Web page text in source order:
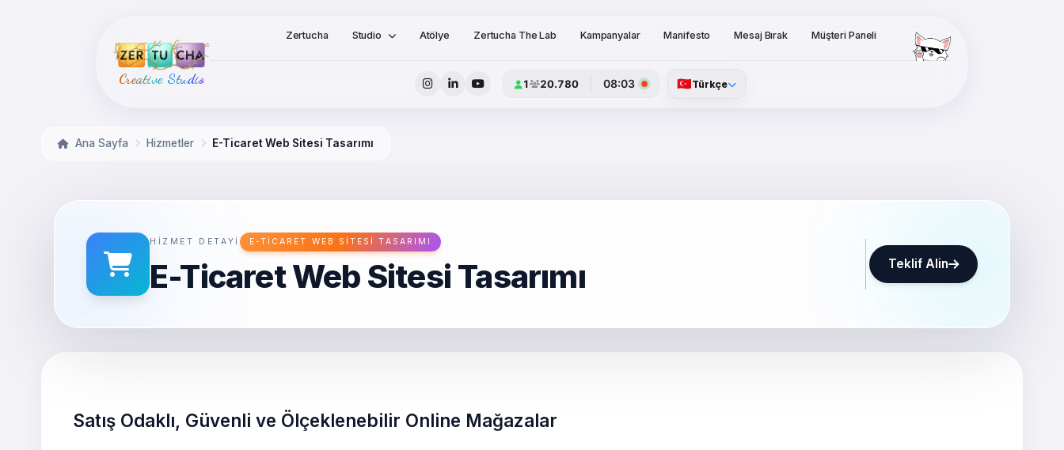
Creative Studio
Zertucha Studio Atölye Zertucha The Lab Kampanyalar Manifesto Mesaj Bırak Müşteri Paneli
1 20.780 08:03 🇹🇷Türkçe
Ana Sayfa Hizmetler E-Ticaret Web Sitesi Tasarımı
HIZMET DETAYI E-TICARET WEB SITESI TASARIMI
E-Ticaret Web Sitesi Tasarımı Teklif Alin
Satış Odaklı, Güvenli ve Ölçeklenebilir Online Mağazalar